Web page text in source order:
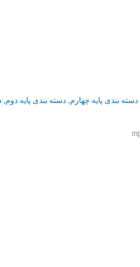
دسته بندی پایه چهارم, دسته بندی پایه دوم,